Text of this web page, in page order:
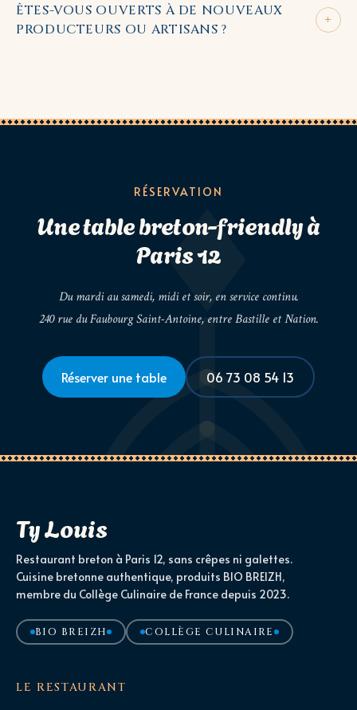
ÊTES-VOUS OUVERTS À DE NOUVEAUX
PRODUCTEURS OU ARTISANS ?
+
RÉSERVATION
Une table breton-friendly à
Paris 12
Du mardi au samedi, midi et soir, en service continu.
240 rue du Faubourg Saint-Antoine, entre Bastille et Nation.
Réserver une table 06 73 08 54 13
Ty Louis
Restaurant breton à Paris 12, sans crêpes ni galettes.
Cuisine bretonne authentique, produits BIO BREIZH,
membre du Collège Culinaire de France depuis 2023.
BIO BREIZH COLLÈGE CULINAIRE
LE RESTAURANT